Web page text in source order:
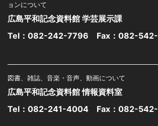
ョンについて
広島平和記念資料館 学芸展示課
Tel： 082-242-7796 Fax：082-
図書、雑誌、音楽・音声、動画について
広島平和記念資料館 情報資料室
Tel： 082-241-4004 Fax：082-